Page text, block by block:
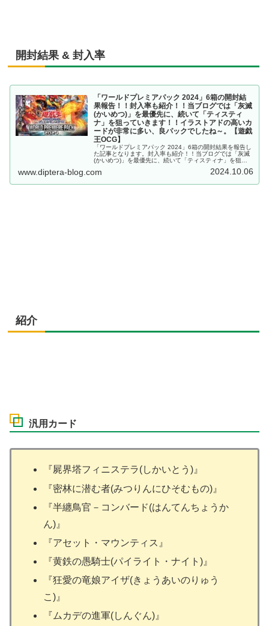
開封結果 & 封入率
「ワールドプレミアパック 2024」6箱の開封結
果報告！！封入率も紹介！！当ブログでは「灰滅
(かいめつ)」を最優先に、続いて「ティスティ
ナ」を狙っていきます！！イラストアドの高いカ
ードが非常に多い、良パックでしたね～。【遊戯
王OCG】
「ワールドプレミアパック 2024」6箱の開封結果を報告し
た記事となります。封入率も紹介！！当ブログでは「灰滅
(かいめつ)」を最優先に、続いて「ティスティナ」を狙っ
良パックでしたね～。【遊戯王OCG】
www.diptera-blog.com 2024.10.06
紹介
汎用カード
『屍界塔フィニステラ(しかいとう)』
『密林に潜む者(みつりんにひそむもの)』
『半纏鳥官－コンバード(はんてんちょうか
ん)』
『アセット・マウンティス』
『黄鉄の愚騎士(パイライト・ナイト)』
『狂愛の竜娘アイザ(きょうあいのりゅう
こ)』
『ムカデの進軍(しんぐん)』